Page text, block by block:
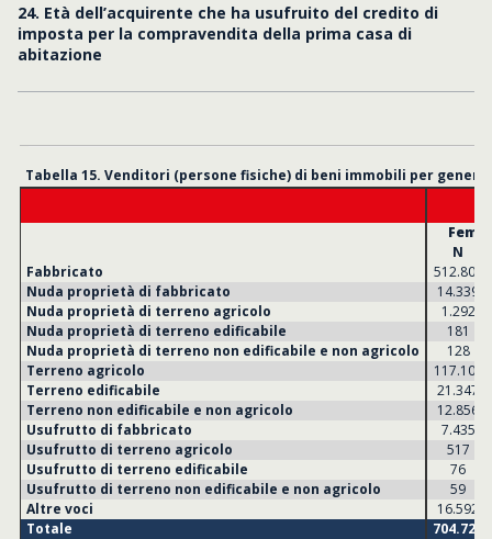
24. Età dell’acquirente che ha usufruito del credito di
imposta per la compravendita della prima casa di
abitazione
Tabella 15. Venditori (persone fisiche) di beni immobili per genere
N
Fabbricato
512.803
Nuda proprietà di fabbricato
14.339
Nuda proprietà di terreno agricolo
1.292
Nuda proprietà di terreno edificabile
181
Nuda proprietà di terreno non edificabile e non agricolo
128
Terreno agricolo
117.100
Terreno edificabile
21.347
Terreno non edificabile e non agricolo
12.856
Usufrutto di fabbricato
7.435
Usufrutto di terreno agricolo
517
Usufrutto di terreno edificabile
76
Usufrutto di terreno non edificabile e non agricolo
59
Altre voci
16.592
Totale
704.725